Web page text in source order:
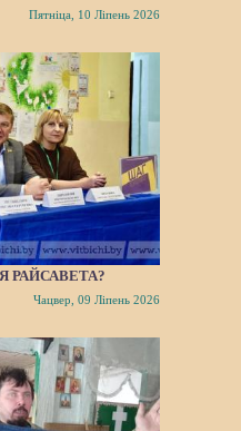
Пятніца, 10 Ліпень 2026
РАЙСАВЕТА?
Чацвер, 09 Ліпень 2026